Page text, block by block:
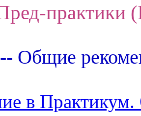
практики
-- Общие
в